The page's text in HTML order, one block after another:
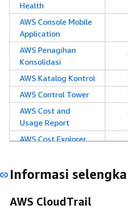
Health
AWS Console Mobile
Application
AWS Penagihan
Konsolidasi
AWS Katalog Kontrol
AWS Control Tower
AWS Cost and
Usage Report
AWS Cost Explorer
Biaya AWS
Verifikasi Pelanggan
Informasi
AWS CloudTrail